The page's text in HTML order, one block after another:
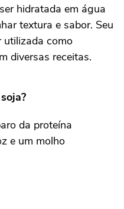
hidratada em água
textura e sabor. Seu
utilizada como
diversas receitas.
da proteína
e um molho